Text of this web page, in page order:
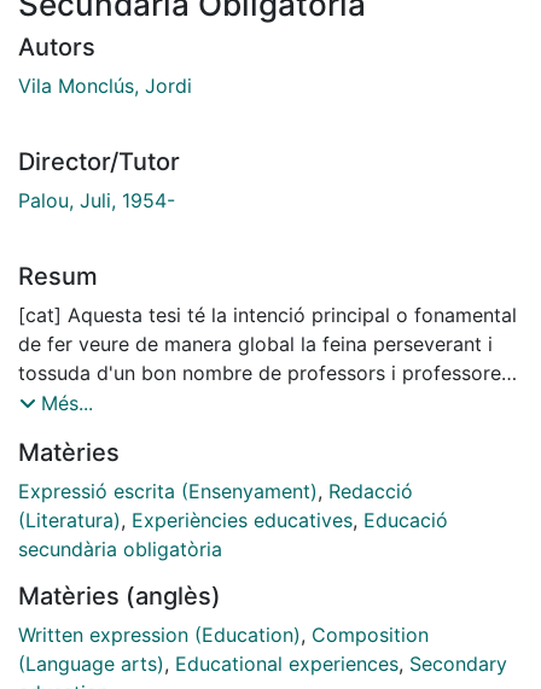
Autors
Vila Monclús, Jordi
Director/Tutor
Palou, Juli, 1954-
Resum
[cat] Aquesta tesi té la intenció principal o fonamental
de fer veure de manera global la feina perseverant i
tossuda d'un bon nombre de professors i professores
de llengua d'Educació Secundària que, de gra de sorra
propostes i d'idees relacionades amb l'ensenyament i
l'aprenentatge de la composición escrita que faríem
bé de tenir en compte i d'aplicar, amb les variacions i
les actualitzacions necessàries i pertinents, a les
l'estructura, els quatre primers capítols són una revisió
sumària de l'estat de la qüestió dels estudis
relacionats amb la composición escrita en general,
Més...
Matèries
Expressió escrita (Ensenyament), Redacció
(Literatura), Experiències educatives, Educació
secundària obligatòria
Matèries (anglès)
Written expression (Education), Composition
(Language arts), Educational experiences, Secondary